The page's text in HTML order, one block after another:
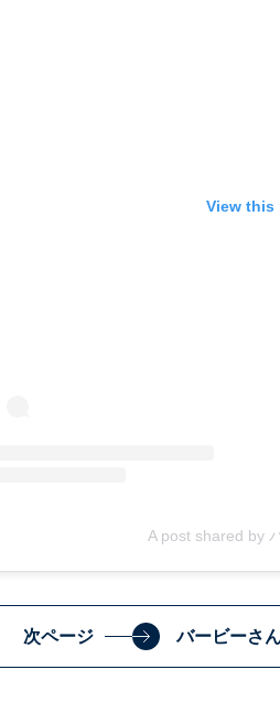
View this
A post shared by
次ページ バービーさ